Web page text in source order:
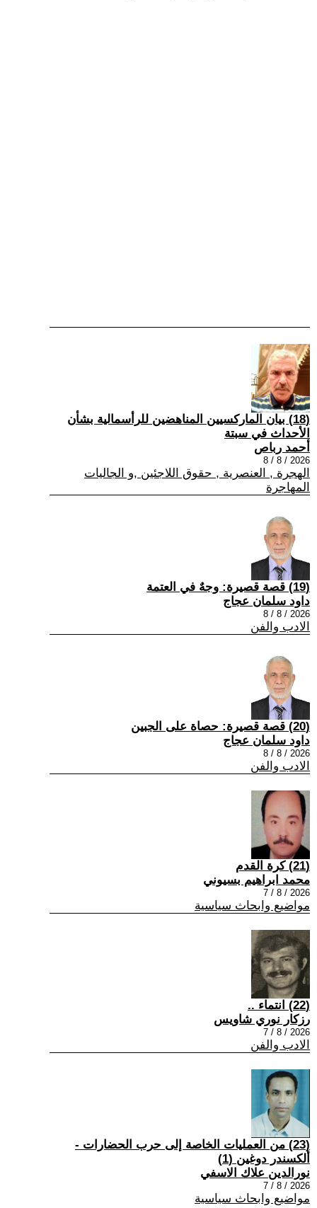
(18) بيان الماركسيين المناهضين للرأسمالية بشأن
الأحداث في سبتة
أحمد رباص
2026 / 8 / 8
الهجرة , العنصرية , حقوق اللاجئين ,و الجاليات
المهاجرة
(19) قصة قصيرة: وجهٌ في العتمة
داود سلمان عجاج
2026 / 8 / 8
الادب والفن
(20) قصة قصيرة: حصاة على الجبين
داود سلمان عجاج
2026 / 8 / 8
الادب والفن
(21) كرة القدم
محمد ابراهيم بسيوني
2026 / 8 / 7
مواضيع وابحاث سياسية
(22) انتماء ..
رزكار نوري شاويس
2026 / 8 / 7
الادب والفن
(23) من العمليات الخاصة إلى حرب الحضارات -
ألكسندر دوغين (1)
نورالدين علاك الاسفي
2026 / 8 / 7
مواضيع وابحاث سياسية